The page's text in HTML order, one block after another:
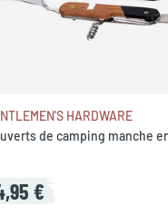
HARDWARE
de camping manche
€